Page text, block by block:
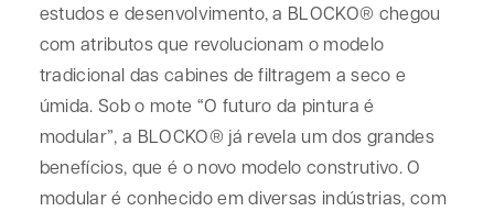
estudos e desenvolvimento, a BLOCKO® chegou
com atributos que revolucionam o modelo
tradicional das cabines de filtragem a seco e
úmida. Sob o mote “O futuro da pintura é
modular”, a BLOCKO® já revela um dos grandes
benefícios, que é o novo modelo construtivo. O
modular é conhecido em diversas indústrias, com